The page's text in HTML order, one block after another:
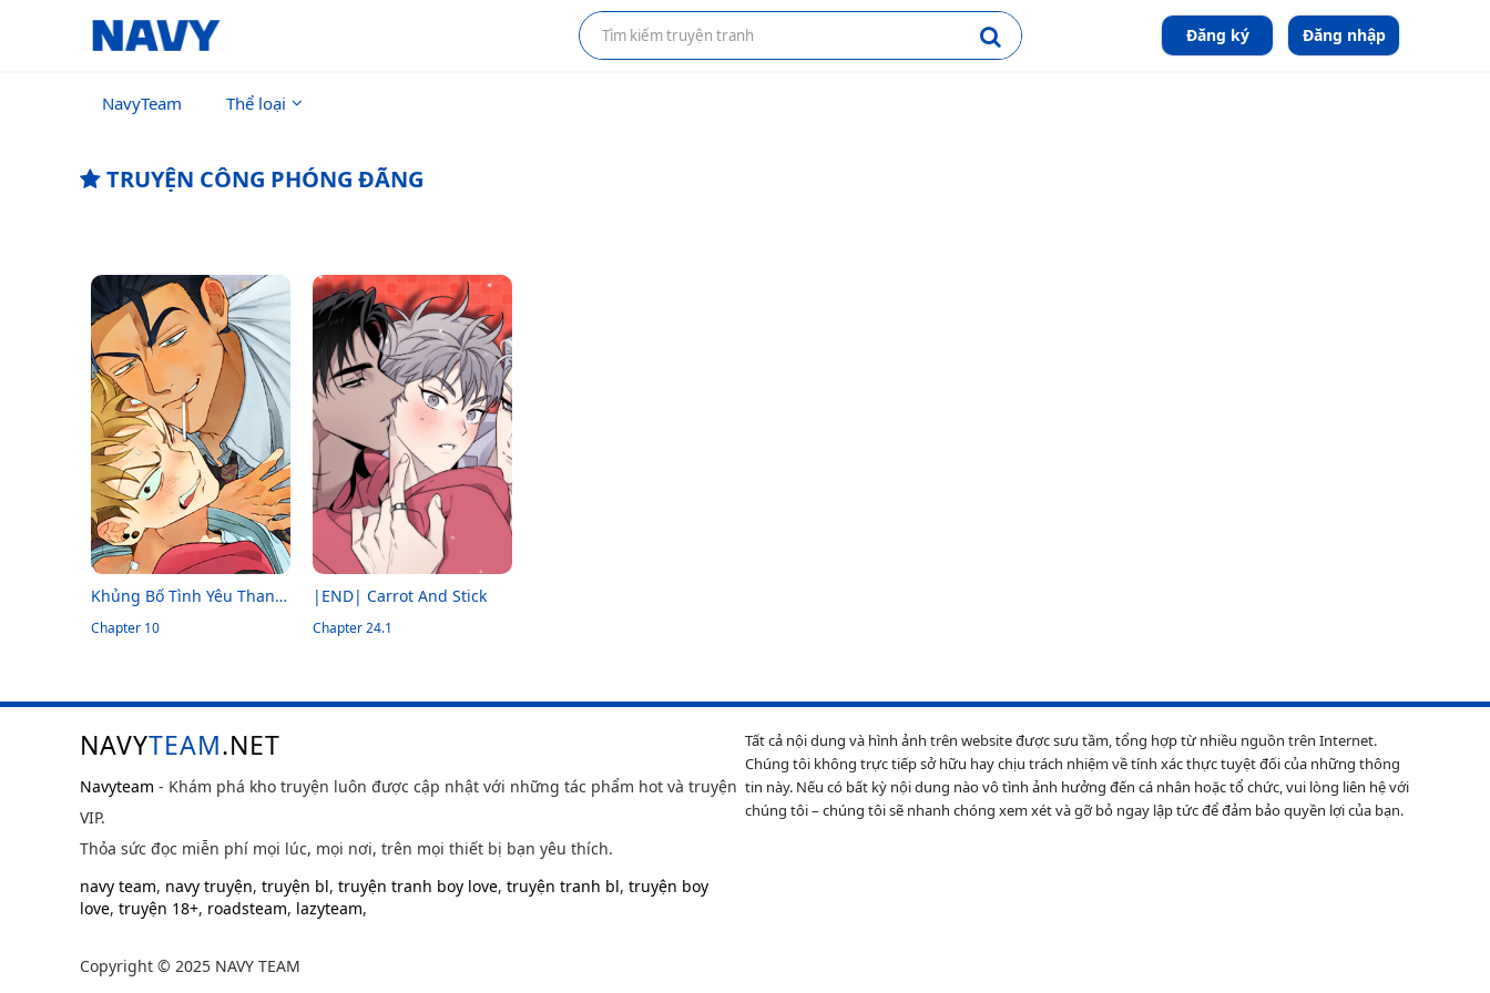
Đăng ký Đăng nhập
NavyTeam Thể loại
TRUYỆN CÔNG PHÓNG ĐÃNG
Khủng Bố Tình Yêu Thanh
Thuần
Chapter 10
|END| Carrot And Stick
Chapter 24.1
NAVYTEAM.NET
Navyteam - Khám phá kho truyện luôn được cập nhật với những tác phẩm hot và truyện
VIP.
Thỏa sức đọc miễn phí mọi lúc, mọi nơi, trên mọi thiết bị bạn yêu thích.
navy team, navy truyện, truyện bl, truyện tranh boy love, truyện tranh bl, truyện boy
love, truyện 18+, roadsteam, lazyteam,
Copyright © 2025 NAVY TEAM
Tất cả nội dung và hình ảnh trên website được sưu tầm, tổng hợp từ nhiều nguồn trên Internet.
Chúng tôi không trực tiếp sở hữu hay chịu trách nhiệm về tính xác thực tuyệt đối của những thông
tin này. Nếu có bất kỳ nội dung nào vô tình ảnh hưởng đến cá nhân hoặc tổ chức, vui lòng liên hệ với
chúng tôi – chúng tôi sẽ nhanh chóng xem xét và gỡ bỏ ngay lập tức để đảm bảo quyền lợi của bạn.